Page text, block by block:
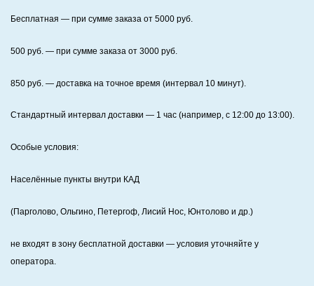
Бесплатная — при сумме заказа от 5000 руб.
500 руб. — при сумме заказа от 3000 руб.
850 руб. — доставка на точное время (интервал 10 минут).
Стандартный интервал доставки — 1 час (например, с 12:00 до 13:00).
Особые условия:
Населённые пункты внутри КАД
(Парголово, Ольгино, Петергоф, Лисий Нос, Юнтолово и др.)
не входят в зону бесплатной доставки — условия уточняйте у
оператора.